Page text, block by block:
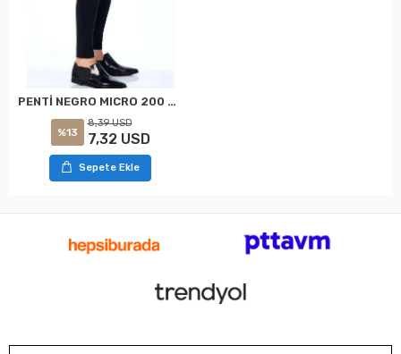
PENTİ NEGRO MICRO 200 TAYT S-M
%13
8,39 USD
7,32 USD
Sepete Ekle